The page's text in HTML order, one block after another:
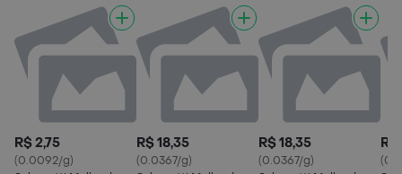
R$ 2,75
(0.0092/g)
R$ 18,35
(0.0367/g)
R$ 18,35
(0.0367/g)
R$